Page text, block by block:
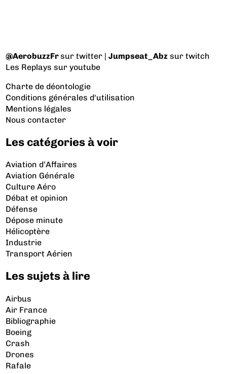
@AerobuzzFrsur twitter |Jumpseat_Abz sur twitch
Les Replays sur youtube
Charte de déontologie
Conditions générales d'utilisation
Mentions légales
Nous contacter
Les catégories à voir
Aviation d’Affaires
Aviation Générale
Culture Aéro
Débat et opinion
Défense
Dépose minute
Hélicoptère
Industrie
Transport Aérien
Les sujets à lire
Airbus
Air France
Bibliographie
Boeing
Crash
Drones
Rafale